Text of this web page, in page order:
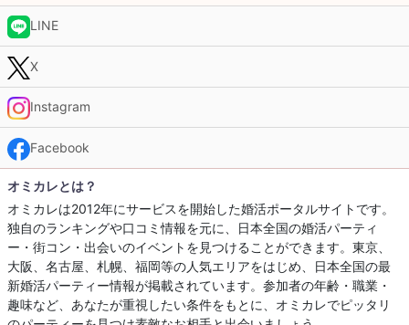
LINE
X
Instagram
Facebook
オミカレとは？
オミカレは2012年にサービスを開始した婚活ポータルサイトです。
独自のランキングや口コミ情報を元に、日本全国の婚活パーティ
ー・街コン・出会いのイベントを見つけることができます。東京、
大阪、名古屋、札幌、福岡等の人気エリアをはじめ、日本全国の最
新婚活パーティー情報が掲載されています。参加者の年齢・職業・
趣味など、あなたが重視したい条件をもとに、オミカレでピッタリ